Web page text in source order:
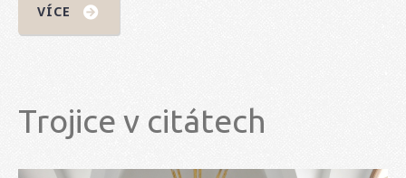
VÍCE
Trojice v citátech